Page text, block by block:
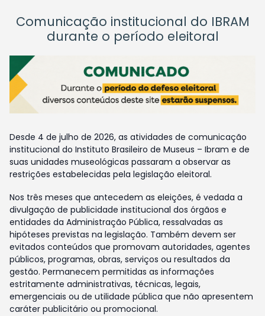
Comunicação institucional do IBRAM
durante o período eleitoral
Desde 4 de julho de 2026, as atividades de comunicação
institucional do Instituto Brasileiro de Museus – Ibram e de
suas unidades museológicas passaram a observar as
restrições estabelecidas pela legislação eleitoral.
Nos três meses que antecedem as eleições, é vedada a
divulgação de publicidade institucional dos órgãos e
entidades da Administração Pública, ressalvadas as
hipóteses previstas na legislação. Também devem ser
evitados conteúdos que promovam autoridades, agentes
públicos, programas, obras, serviços ou resultados da
gestão. Permanecem permitidas as informações
estritamente administrativas, técnicas, legais,
emergenciais ou de utilidade pública que não apresentem
caráter publicitário ou promocional.